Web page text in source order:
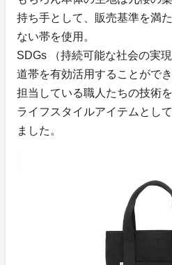
持ち手として、販売基準を満
ない帯を使用。
SDGs （持続可能な社会の実
道帯を有効活用することがで
担当している職人たちの技術
ライフスタイルアイテムとし
ました。